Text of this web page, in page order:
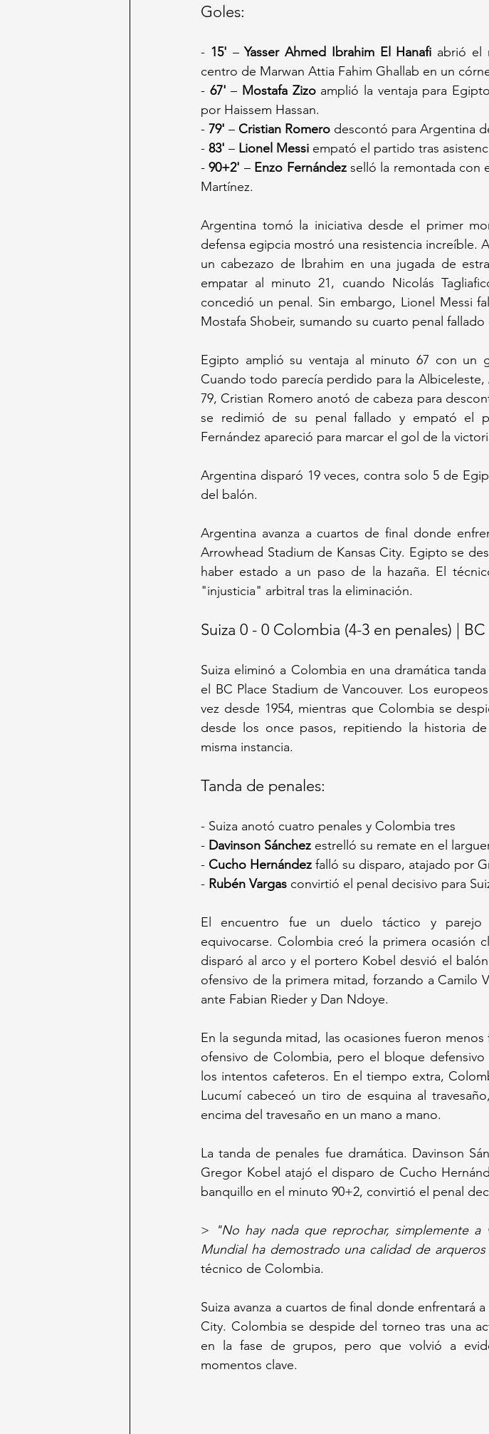
Goles:
- 15' – Yasser Ahmed Ibrahim El Hanafi abrió el
centro de Marwan Attia Fahim Ghallab en un
- 67' – Mostafa Zizo amplió la ventaja para
por Haissem Hassan.
- 79' – Cristian Romero descontó para Argentina
- 83' – Lionel Messi empató el partido tras
- 90+2' – Enzo Fernández selló la remontada con
Martínez.
Argentina tomó la iniciativa desde el primer
defensa egipcia mostró una resistencia increíble.
un cabezazo de Ibrahim en una jugada de
empatar al minuto 21, cuando Nicolás
concedió un penal. Sin embargo, Lionel Messi
Mostafa Shobeir, sumando su cuarto penal
Egipto amplió su ventaja al minuto 67 con un
Cuando todo parecía perdido para la
79, Cristian Romero anotó de cabeza para
se redimió de su penal fallado y empató el
Fernández apareció para marcar el gol de la
Argentina disparó 19 veces, contra solo 5 de
del balón.
Argentina avanza a cuartos de final donde
Arrowhead Stadium de Kansas City. Egipto se
haber estado a un paso de la hazaña. El
"injusticia" arbitral tras la eliminación.
Suiza 0 - 0 Colombia (4-3 en penales) |
Suiza eliminó a Colombia en una dramática
el BC Place Stadium de Vancouver. Los
vez desde 1954, mientras que Colombia se
desde los once pasos, repitiendo la historia
misma instancia.
Tanda de penales:
- Suiza anotó cuatro penales y Colombia tres
- Davinson Sánchez estrelló su remate en el
- Cucho Hernández falló su disparo, atajado por
- Rubén Vargas convirtió el penal decisivo para
El encuentro fue un duelo táctico y parejo
equivocarse. Colombia creó la primera ocasión
disparó al arco y el portero Kobel desvió el
ofensivo de la primera mitad, forzando a Camilo
ante Fabian Rieder y Dan Ndoye.
En la segunda mitad, las ocasiones fueron
ofensivo de Colombia, pero el bloque
los intentos cafeteros. En el tiempo extra,
Lucumí cabeceó un tiro de esquina al
encima del travesaño en un mano a mano.
La tanda de penales fue dramática. Davinson
Gregor Kobel atajó el disparo de Cucho
banquillo en el minuto 90+2, convirtió el penal
>
"No hay nada que reprochar, simplemente
Mundial ha demostrado una calidad de
técnico de Colombia.
Suiza avanza a cuartos de final donde enfrentará
City. Colombia se despide del torneo tras una
en la fase de grupos, pero que volvió a
momentos clave.